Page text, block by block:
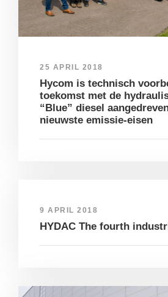
25 APRIL 2018
Hycom is technisch
toekomst met de
“Blue” diesel
nieuwste emissie-eisen
9 APRIL 2018
HYDAC The fourth